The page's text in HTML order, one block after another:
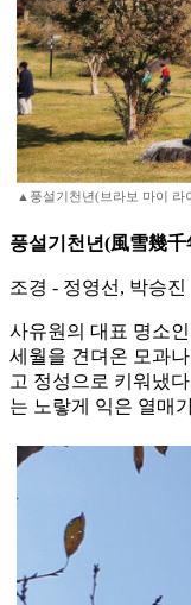
▲풍설기천년(브라보 마이 라
풍설기천년(風雪幾千
조경 - 정영선, 박승진
사유원의 대표 명소
세월을 견뎌온 모과
고 정성으로 키워냈
는 노랗게 익은 열매